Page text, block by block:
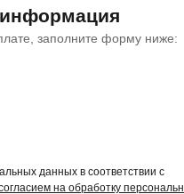
информация
заполните форму ниже:
данных в соответствии с
на обработку